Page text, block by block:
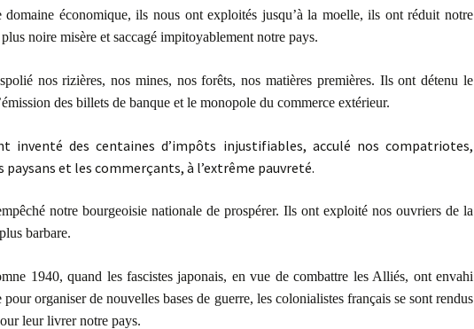
domaine économique, ils nous ont exploités jusqu’à la moelle, ils ont réduit notre
noire misère et saccagé impitoyablement notre pays.
nos rizières, nos mines, nos forêts, nos matières premières. Ils ont détenu le
des billets de banque et le monopole du commerce extérieur.
inventé des centaines d’impôts injustifiables, acculé nos compatriotes,
et les commerçants, à l’extrême pauvreté.
notre bourgeoisie nationale de prospérer. Ils ont exploité nos ouvriers de la
barbare.
1940, quand les fascistes japonais, en vue de combattre les Alliés, ont envahi
pour organiser de nouvelles bases de guerre, les colonialistes français se sont rendus
leur livrer notre pays.